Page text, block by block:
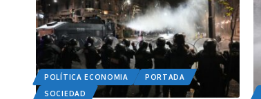
POLÍTICA ECONOMIA
PORTADA
SOCIEDAD